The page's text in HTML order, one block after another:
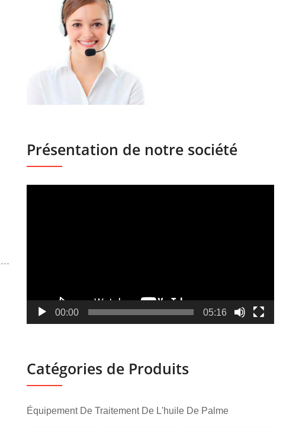
Présentation de notre société
00:00 05:16
Catégories de Produits
Équipement De Traitement De L'huile De Palme